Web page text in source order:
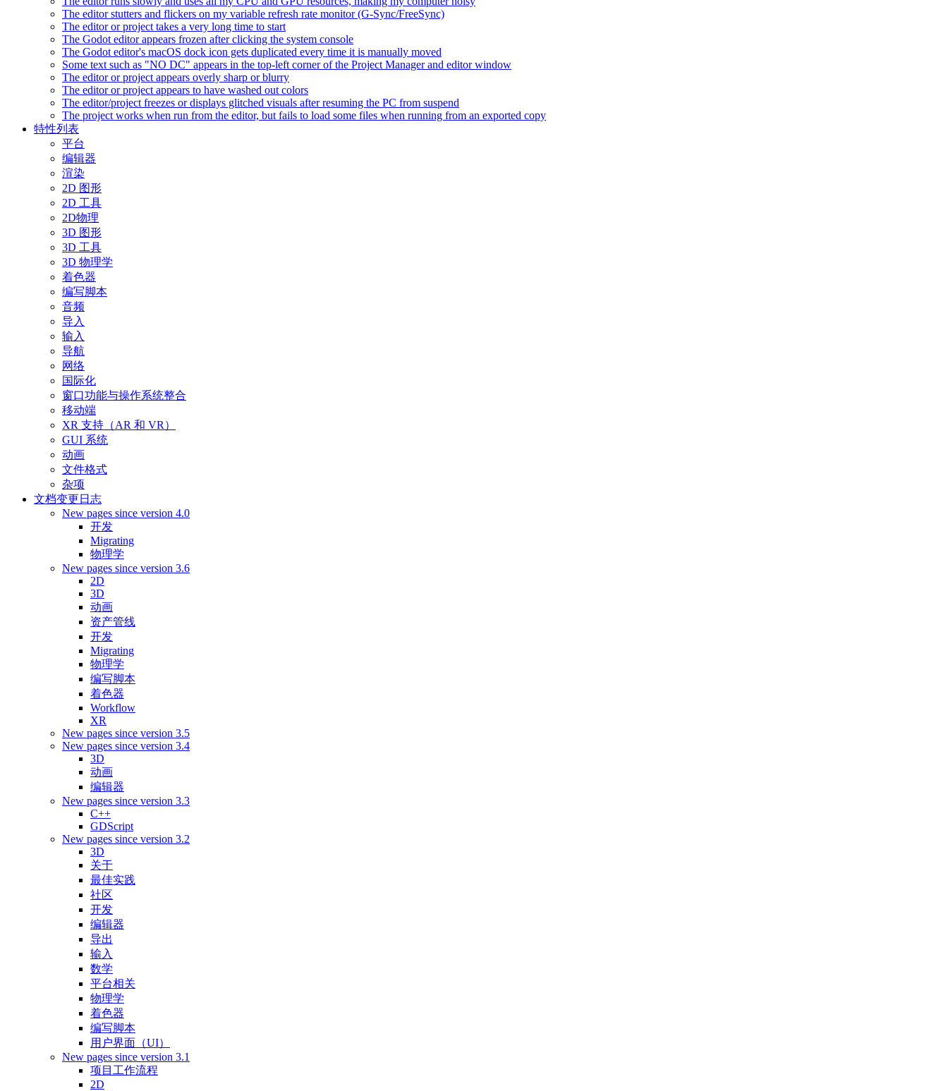
The editor stutters and flickers on my variable refresh rate monitor (G-Sync/FreeSync)
The editor or project takes a very long time to start
The Godot editor appears frozen after clicking the system console
The Godot editor's macOS dock icon gets duplicated every time it is manually moved
Some text such as "NO DC" appears in the top-left corner of the Project Manager and editor window
The editor or project appears overly sharp or blurry
The editor or project appears to have washed out colors
The editor/project freezes or displays glitched visuals after resuming the PC from suspend
The project works when run from the editor, but fails to load some files when running from an exported copy
特性列表
平台
编辑器
渲染
2D 图形
2D 工具
2D物理
3D 图形
3D 工具
3D 物理学
着色器
编写脚本
音频
导入
输入
导航
网络
国际化
窗口功能与操作系统整合
移动端
XR 支持（AR 和 VR）
GUI 系统
动画
文件格式
杂项
文档变更日志
New pages since version 4.0
开发
Migrating
物理学
New pages since version 3.6
2D
3D
动画
资产管线
开发
Migrating
物理学
编写脚本
着色器
Workflow
XR
New pages since version 3.5
New pages since version 3.4
3D
动画
编辑器
New pages since version 3.3
C++
GDScript
New pages since version 3.2
3D
关于
最佳实践
社区
开发
编辑器
导出
输入
数学
平台相关
物理学
着色器
编写脚本
用户界面（UI）
New pages since version 3.1
项目工作流程
2D